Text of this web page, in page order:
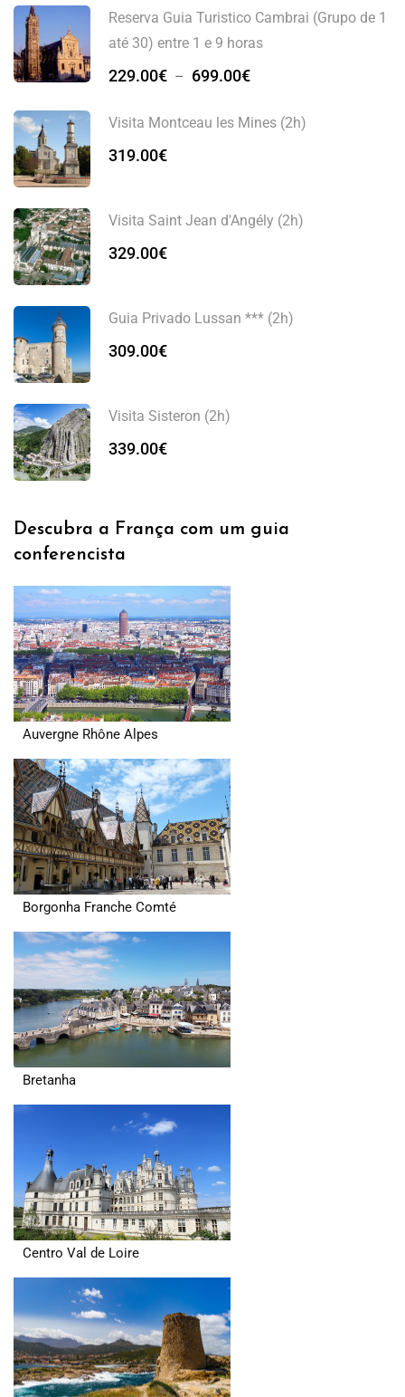
Reserva Guia Turistico Cambrai (Grupo de 1
até 30) entre 1 e 9 horas
229.00€ – 699.00€
Visita Montceau les Mines (2h)
319.00€
Visita Saint Jean d'Angély (2h)
329.00€
Guia Privado Lussan *** (2h)
309.00€
Visita Sisteron (2h)
339.00€
Descubra a França com um guia
conferencista
Auvergne Rhône Alpes
Borgonha Franche Comté
Bretanha
Centro Val de Loire